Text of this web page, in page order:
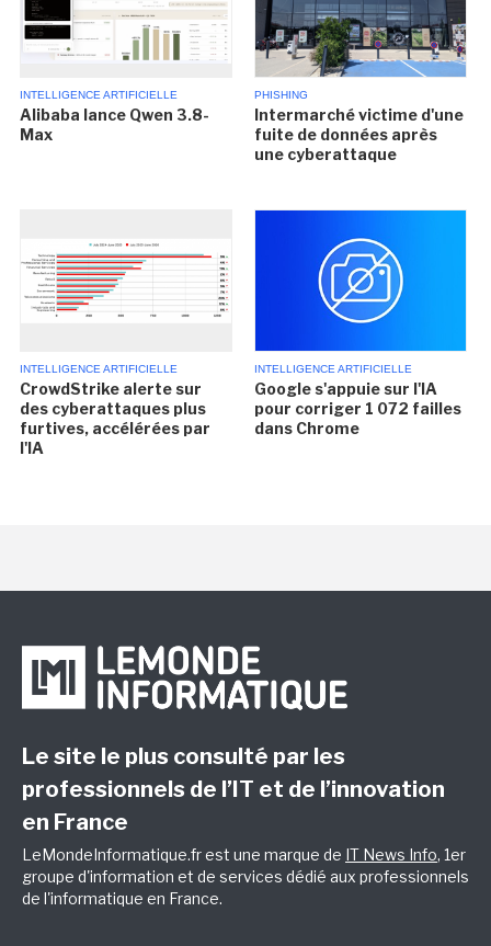
INTELLIGENCE ARTIFICIELLE
Alibaba lance Qwen 3.8-
Max
PHISHING
Intermarché victime d'une
fuite de données après
une cyberattaque
INTELLIGENCE ARTIFICIELLE
CrowdStrike alerte sur
des cyberattaques plus
furtives, accélérées par
l'IA
INTELLIGENCE ARTIFICIELLE
Google s'appuie sur l'IA
pour corriger 1 072 failles
dans Chrome
Le site le plus consulté par les
professionnels de l’IT et de l’innovation
en France
LeMondeInformatique.fr est une marque de IT News Info, 1er
groupe d'information et de services dédié aux professionnels
de l'informatique en France.